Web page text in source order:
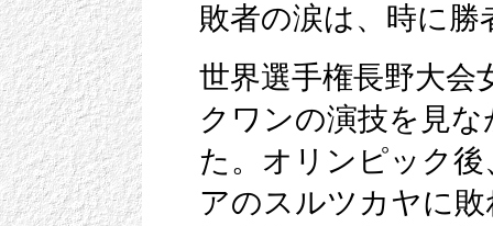
敗者の涙は、時に
世界選手権長野大
クワンの演技を見
た。オリンピック
アのスルツカヤに